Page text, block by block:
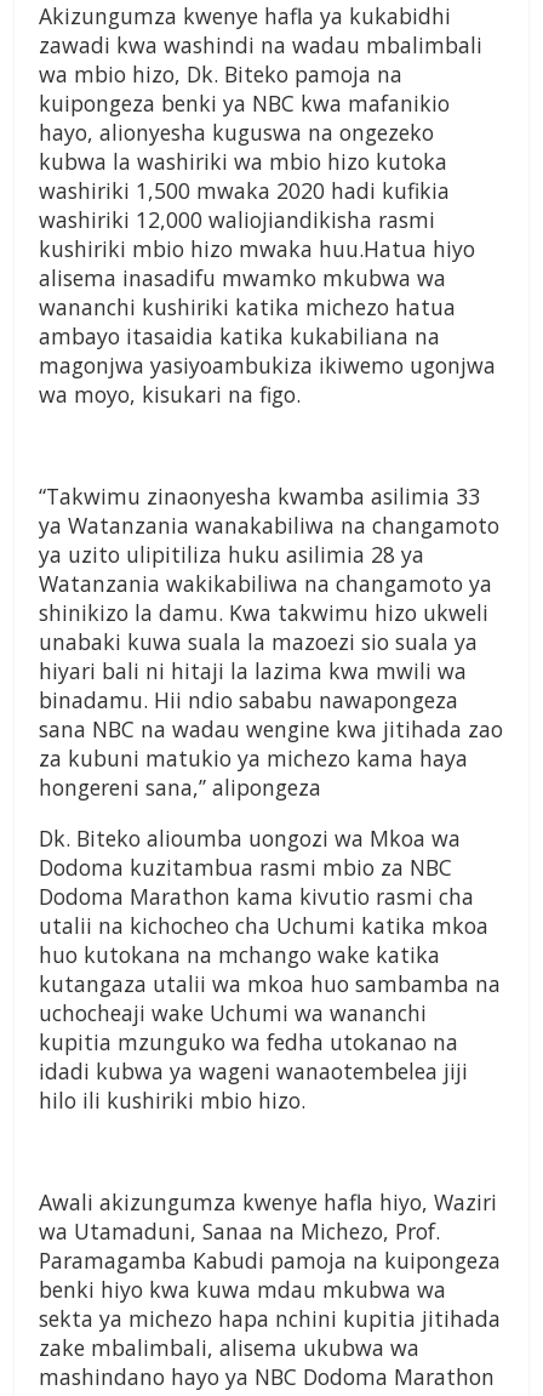
Akizungumza kwenye hafla ya kukabidhi
zawadi kwa washindi na wadau mbalimbali
wa mbio hizo, Dk. Biteko pamoja na
kuipongeza benki ya NBC kwa mafanikio
hayo, alionyesha kuguswa na ongezeko
kubwa la washiriki wa mbio hizo kutoka
washiriki 1,500 mwaka 2020 hadi kufikia
washiriki 12,000 waliojiandikisha rasmi
kushiriki mbio hizo mwaka huu.Hatua hiyo
alisema inasadifu mwamko mkubwa wa
wananchi kushiriki katika michezo hatua
ambayo itasaidia katika kukabiliana na
magonjwa yasiyoambukiza ikiwemo ugonjwa
wa moyo, kisukari na figo.
“Takwimu zinaonyesha kwamba asilimia 33
ya Watanzania wanakabiliwa na changamoto
ya uzito ulipitiliza huku asilimia 28 ya
Watanzania wakikabiliwa na changamoto ya
shinikizo la damu. Kwa takwimu hizo ukweli
unabaki kuwa suala la mazoezi sio suala ya
hiyari bali ni hitaji la lazima kwa mwili wa
binadamu. Hii ndio sababu nawapongeza
sana NBC na wadau wengine kwa jitihada zao
za kubuni matukio ya michezo kama haya
hongereni sana,’’ alipongeza
Dk. Biteko alioumba uongozi wa Mkoa wa
Dodoma kuzitambua rasmi mbio za NBC
Dodoma Marathon kama kivutio rasmi cha
utalii na kichocheo cha Uchumi katika mkoa
huo kutokana na mchango wake katika
kutangaza utalii wa mkoa huo sambamba na
uchocheaji wake Uchumi wa wananchi
kupitia mzunguko wa fedha utokanao na
idadi kubwa ya wageni wanaotembelea jiji
hilo ili kushiriki mbio hizo.
Awali akizungumza kwenye hafla hiyo, Waziri
wa Utamaduni, Sanaa na Michezo, Prof.
Paramagamba Kabudi pamoja na kuipongeza
benki hiyo kwa kuwa mdau mkubwa wa
sekta ya michezo hapa nchini kupitia jitihada
zake mbalimbali, alisema ukubwa wa
mashindano hayo ya NBC Dodoma Marathon